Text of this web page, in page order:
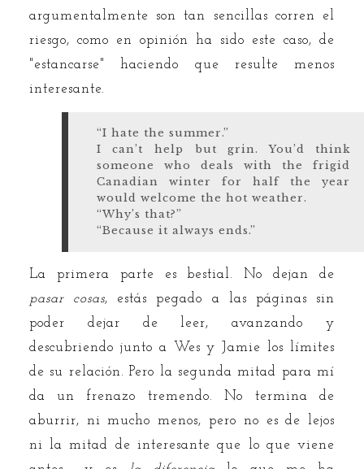
argumentalmente son tan sencillas corren el
riesgo, como en opinión ha sido este caso, de
"estancarse" haciendo que resulte menos
interesante.
“I hate the summer.”
I can’t help but grin. You’d think
someone who deals with the frigid
Canadian winter for half the year
would welcome the hot weather.
“Why’s that?”
“Because it always ends.”
La primera parte es bestial. No dejan de
pasar cosas, estás pegado a las páginas sin
poder dejar de leer, avanzando y
descubriendo junto a Wes y Jamie los límites
de su relación. Pero la segunda mitad para mí
da un frenazo tremendo. No termina de
aburrir, ni mucho menos, pero no es de lejos
ni la mitad de interesante que lo que viene